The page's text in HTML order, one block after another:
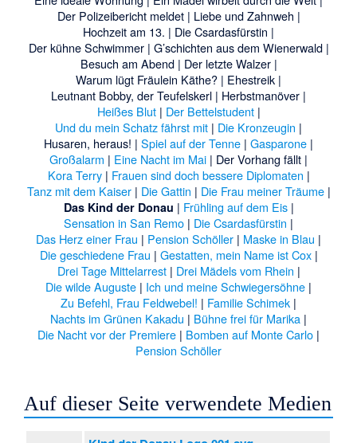
Der Polizeibericht meldet| Liebe und Zahnweh |
Hochzeit am 13. | Die Csardasfürstin |
Der kühne Schwimmer| G’schichten aus dem Wienerwald|
Besuch am Abend| Der letzte Walzer|
Warum lügt Fräulein Käthe? | Ehestreik |
Leutnant Bobby, der Teufelskerl | Herbstmanöver |
Heißes Blut| Der Bettelstudent|
Und du mein Schatz fährst mit | Die Kronzeugin |
Husaren, heraus! | Spiel auf der Tenne | Gasparone |
Großalarm | Eine Nacht im Mai | Der Vorhang fällt |
Kora Terry| Frauen sind doch bessere Diplomaten |
Tanz mit dem Kaiser| Die Gattin | Die Frau meiner Träume|
Das Kind der Donau | Frühling auf dem Eis|
Sensation in San Remo | Die Csardasfürstin |
Das Herz einer Frau | Pension Schöller | Maske in Blau |
Die geschiedene Frau | Gestatten, mein Name ist Cox|
Drei Tage Mittelarrest| Drei Mädels vom Rhein |
Die wilde Auguste | Ich und meine Schwiegersöhne |
Zu Befehl, Frau Feldwebel! | Familie Schimek |
Nachts im Grünen Kakadu | Bühne frei für Marika |
Die Nacht vor der Premiere | Bomben auf Monte Carlo |
Pension Schöller
Auf dieser Seite verwendete Medien